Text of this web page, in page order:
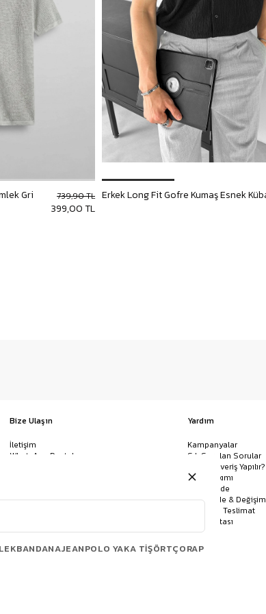
Gri
399,00 TL
739,90 TL
Bize Ulaşın
İletişim
WhatsApp Destek
Havale/EFT ve Kapıda Ödeme
Yardım
Kampanyalar
Sık Sorulan Sorular
Nasıl Alışveriş Yapılır?
Giysi Bakımı
İptal & İade
Kolay İade & Değişim
Kargo ve Teslimat
Site Haritası
BANDANAJEANPOLO YAKA TIŞÖRTÇORAP